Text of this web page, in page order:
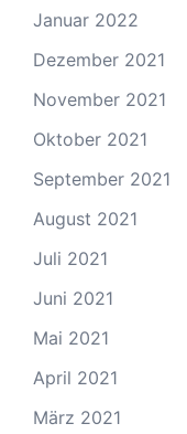
Januar 2022
Dezember 2021
November 2021
Oktober 2021
September 2021
August 2021
Juli 2021
Juni 2021
Mai 2021
April 2021
März 2021